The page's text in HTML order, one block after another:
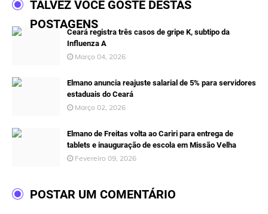
TALVEZ VOCÊ GOSTE DESTAS
POSTAGENS
Ceará registra três casos de gripe K, subtipo da
Influenza A
Março 04, 2026
Elmano anuncia reajuste salarial de 5% para servidores
estaduais do Ceará
Março 02, 2026
Elmano de Freitas volta ao Cariri para entrega de
tablets e inauguração de escola em Missão Velha
Fevereiro 09, 2026
POSTAR UM COMENTÁRIO